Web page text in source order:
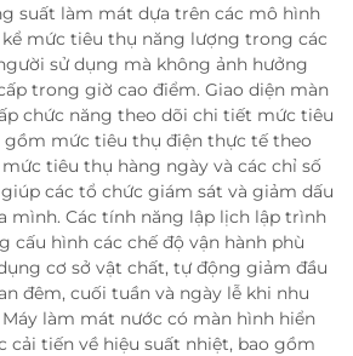
suất làm mát dựa trên các mô hình
mức tiêu thụ năng lượng trong các
sử dụng mà không ảnh hưởng
trong giờ cao điểm. Giao diện màn
chức năng theo dõi chi tiết mức tiêu
gồm mức tiêu thụ điện thực tế theo
tiêu thụ hàng ngày và các chỉ số
các tổ chức giám sát và giảm dấu
mình. Các tính năng lập lịch lập trình
cấu hình các chế độ vận hành phù
cơ sở vật chất, tự động giảm đầu
đêm, cuối tuần và ngày lễ khi nhu
làm mát nước có màn hình hiển
cải tiến về hiệu suất nhiệt, bao gồm